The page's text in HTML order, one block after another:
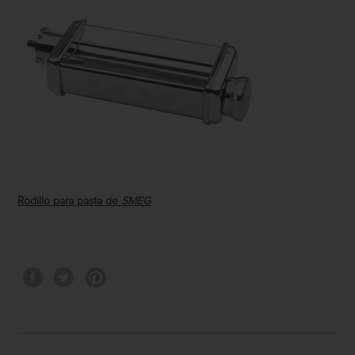
Rodillo para pasta de SMEG